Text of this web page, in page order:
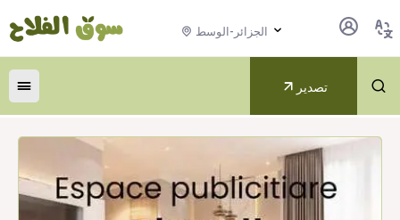
الجزائر-الوسط
تصدير